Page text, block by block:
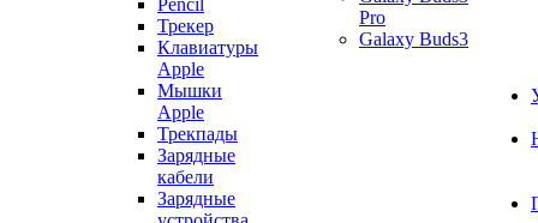
Pencil
Трекер
Клавиатуры
Apple
Мышки
Apple
Трекпады
Зарядные
кабели
Зарядные
Pro
Galaxy Buds3